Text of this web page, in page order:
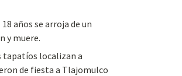
años se arroja de un
y muere.
tapatíos localizan a
de fiesta a Tlajomulco